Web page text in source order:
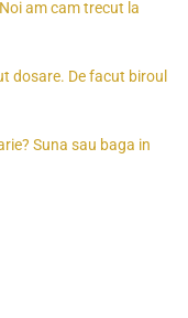
am cam trecut la
dosare. De facut biroul
Suna sau baga in